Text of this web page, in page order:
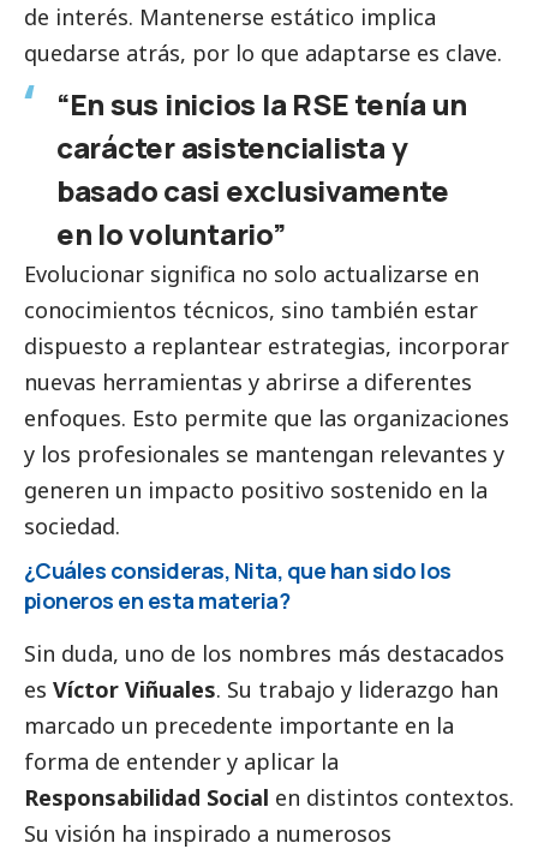
de interés. Mantenerse estático implica
quedarse atrás, por lo que adaptarse es clave.
“En sus inicios la RSE tenía un
carácter asistencialista y
basado casi exclusivamente
en lo voluntario”
Evolucionar significa no solo actualizarse en
conocimientos técnicos, sino también estar
dispuesto a replantear estrategias, incorporar
nuevas herramientas y abrirse a diferentes
enfoques. Esto permite que las organizaciones
y los profesionales se mantengan relevantes y
generen un impacto positivo sostenido en la
sociedad.
¿Cuáles consideras, Nita, que han sido los
pioneros en esta materia?
Sin duda, uno de los nombres más destacados
es Víctor Viñuales. Su trabajo y liderazgo han
marcado un precedente importante en la
forma de entender y aplicar la
Responsabilidad Social en distintos contextos.
Su visión ha inspirado a numerosos